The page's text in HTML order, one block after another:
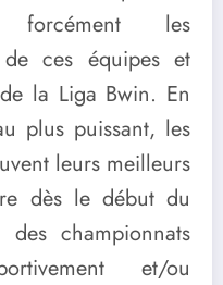
forcément les
de ces équipes et
la Liga Bwin. En
plus puissant, les
leurs meilleurs
dès le début du
championnats
et/ou